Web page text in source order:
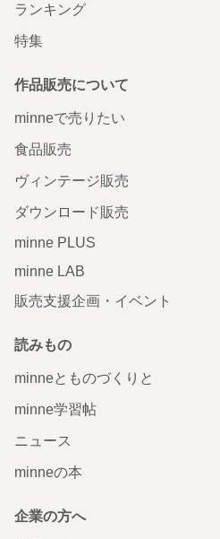
ランキング
特集
作品販売について
minneで売りたい
食品販売
ヴィンテージ販売
ダウンロード販売
minne PLUS
minne LAB
販売支援企画・イベント
読みもの
minneとものづくりと
minne学習帖
ニュース
minneの本
企業の方へ